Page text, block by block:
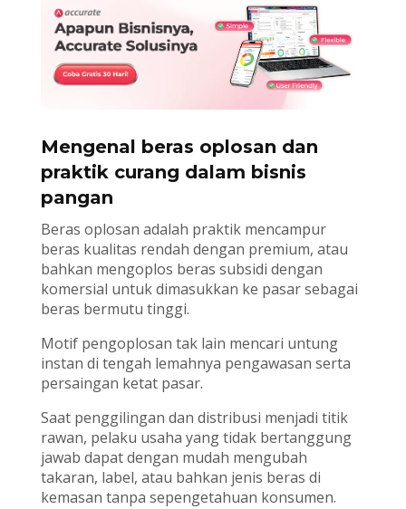
Mengenal beras oplosan dan
praktik curang dalam bisnis
pangan
Beras oplosan adalah praktik mencampur
beras kualitas rendah dengan premium, atau
bahkan mengoplos beras subsidi dengan
komersial untuk dimasukkan ke pasar sebagai
beras bermutu tinggi.
Motif pengoplosan tak lain mencari untung
instan di tengah lemahnya pengawasan serta
persaingan ketat pasar.
Saat penggilingan dan distribusi menjadi titik
rawan, pelaku usaha yang tidak bertanggung
jawab dapat dengan mudah mengubah
takaran, label, atau bahkan jenis beras di
kemasan tanpa sepengetahuan konsumen.